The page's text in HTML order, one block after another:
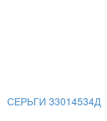
СЕРЬГИ 33014534Д